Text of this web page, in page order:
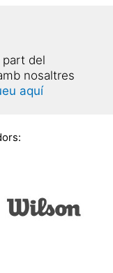
del
nosaltres
aquí